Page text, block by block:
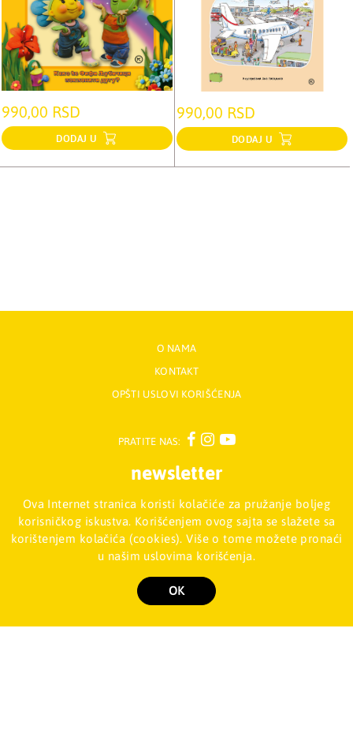
Ova Internet stranica koristi kolačiće za pružanje boljeg
korisničkog iskustva. Korišćenjem ovog sajta se slažete sa
korištenjem kolačića (cookies). Više o tome možete pronaći
u našim uslovima korišćenja.
OK
990,00 RSD
DODAJ U
990,00 RSD
DODAJ U
O NAMA
KONTAKT
OPŠTI USLOVI KORIŠĆENJA
PRATITE NAS:
newsletter
Prijavite se na naš Newsletter
Mladinska knjiga d.o.o., Palmira Toljatija 5 - Stari Merkator, 11070
NOVI BEOGRAD, Srbija011/2257-008
Copyright 2026 Mladinska knjiga d.o.o., Sva prava su zadržana. Powered by